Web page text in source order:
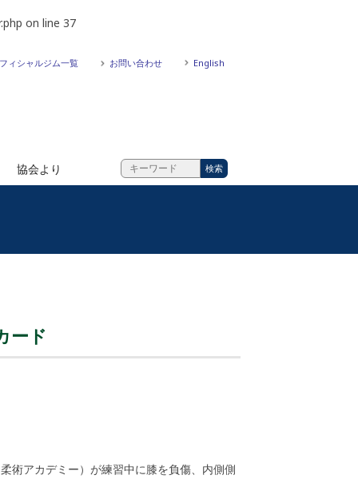
on line 37
ィシャルジム一覧 お問い合わせ English
協会より
ード
アカデミー）が練習中に膝を負傷、内側側